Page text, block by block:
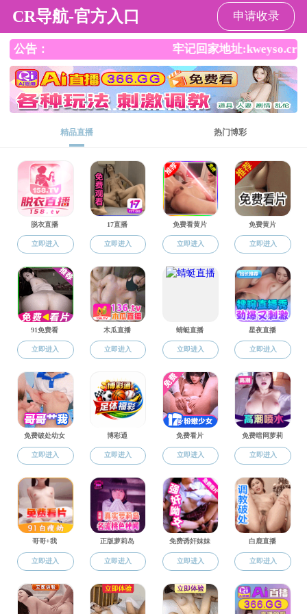
杏吧
杏吧概况 本科生教育
当前位置: 杏吧>>学科平台 >> 正文
杏吧 目前拥有省部级教学科研平台8个，包
效综合利用协同创新中心”、“轻稀土资源绿色提
提取与利用内蒙古自治区工程研究中心”、“内蒙